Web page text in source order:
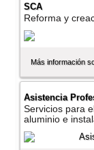
SCA
Reforma y
Más información
Asistencia
Servicios para
aluminio e